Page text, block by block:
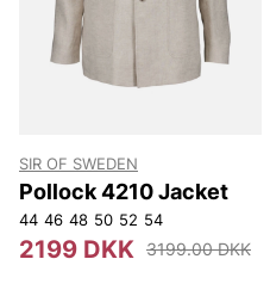
SIR OF SWEDEN
Pollock 4210 Jacket
44 46 48 50 52 54
2199 DKK 3199.00 DKK